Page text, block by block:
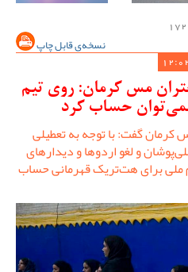
نسخه‌ی قابل چاپ
مس کرمان: روی تیم
حساب کرد
گفت: با توجه به تعطیلی
و لغو اردوها و دیدارهای
ملی برای هت‌تریک قهرمانی حساب